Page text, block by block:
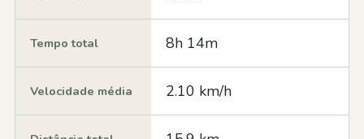
Tempo total 8h 14m
Velocidade média 2.10 km/h